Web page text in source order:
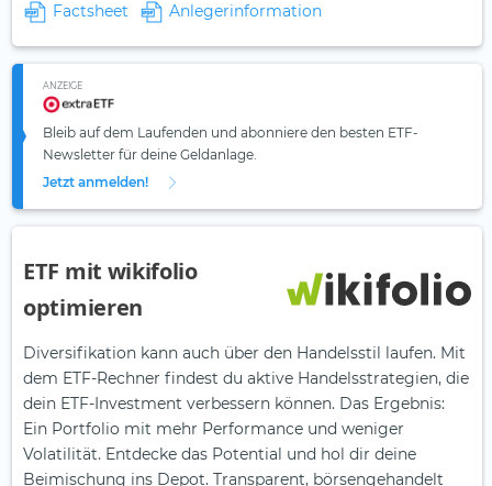
Factsheet
Anlegerinformation
ANZEIGE
Bleib auf dem Laufenden und abonniere den besten ETF-
Newsletter für deine Geldanlage.
Jetzt anmelden!
ETF mit wikifolio
optimieren
Diversifikation kann auch über den Handelsstil laufen. Mit
dem ETF-Rechner findest du aktive Handelsstrategien, die
dein ETF-Investment verbessern können. Das Ergebnis:
Ein Portfolio mit mehr Performance und weniger
Volatilität. Entdecke das Potential und hol dir deine
Beimischung ins Depot. Transparent, börsengehandelt